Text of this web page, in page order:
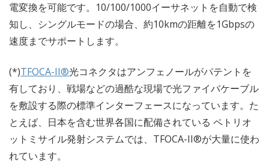
電変換を可能です。10/100/1000イーサネットを自動で検
知し、シングルモードの場合、約10kmの距離を1Gbpsの
速度までサポートします。
(*)TFOCA-II®光コネクタはアンフェノールがパテントを
有しており、戦場などの過酷な現場で光ファイバケーブル
を敷設する際の標準インターフェースになっています。た
とえば、日本を含む世界各国に配備されている ペトリオ
ットミサイル発射システムでは、TFOCA-II®が大量に使わ
れています。